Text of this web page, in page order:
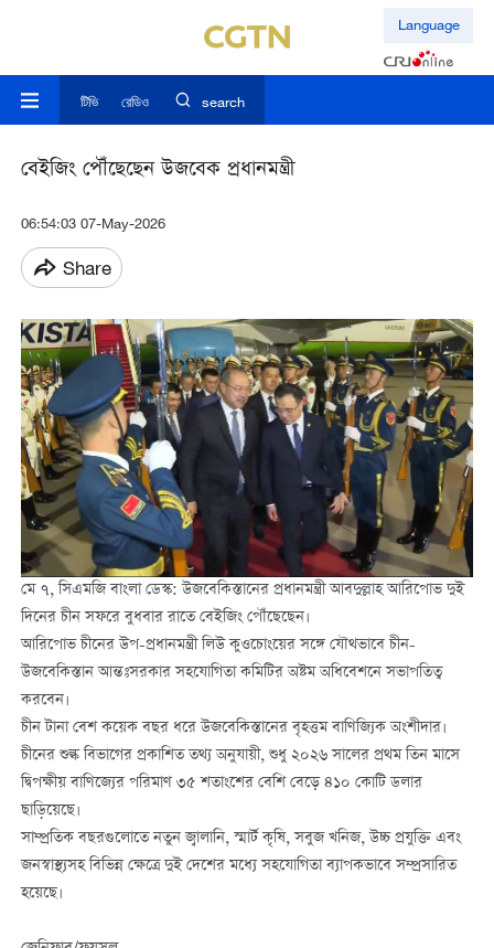
Language
টিভি রেডিও search
বেইজিং পৌঁছেছেন উজবেক প্রধানমন্ত্রী
06:54:03 07-May-2026
Share
মে ৭, সিএমজি বাংলা ডেস্ক: উজবেকিস্তানের প্রধানমন্ত্রী আবদুল্লাহ আরিপোভ দুই
দিনের চীন সফরে বুধবার রাতে বেইজিং পৌঁছেছেন।
আরিপোভ চীনের উপ-প্রধানমন্ত্রী লিউ কুওচোংয়ের সঙ্গে যৌথভাবে চীন-
উজবেকিস্তান আন্তঃসরকার সহযোগিতা কমিটির অষ্টম অধিবেশনে সভাপতিত্ব
করবেন।
চীন টানা বেশ কয়েক বছর ধরে উজবেকিস্তানের বৃহত্তম বাণিজ্যিক অংশীদার।
চীনের শুল্ক বিভাগের প্রকাশিত তথ্য অনুযায়ী, শুধু ২০২৬ সালের প্রথম তিন মাসে
দ্বিপক্ষীয় বাণিজ্যের পরিমাণ ৩৫ শতাংশের বেশি বেড়ে ৪১০ কোটি ডলার
ছাড়িয়েছে।
সাম্প্রতিক বছরগুলোতে নতুন জ্বালানি, স্মার্ট কৃষি, সবুজ খনিজ, উচ্চ প্রযুক্তি এবং
জনস্বাস্থ্যসহ বিভিন্ন ক্ষেত্রে দুই দেশের মধ্যে সহযোগিতা ব্যাপকভাবে সম্প্রসারিত
হয়েছে।